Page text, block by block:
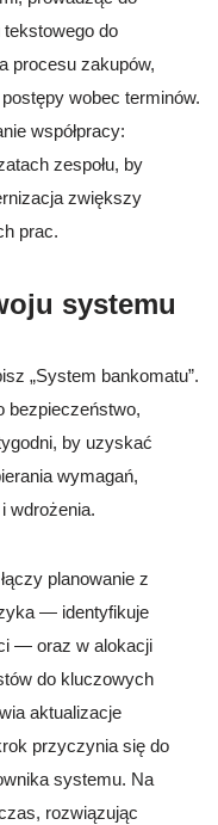
do
procesu zakupów,
wobec terminów.
współpracy:
zespołu, by
zwiększy
prac.
systemu
„System bankomatu”.
bezpieczeństwo,
by uzyskać
wymagań,
wdrożenia.
planowanie z
— identyfikuje
— oraz w alokacji
do kluczowych
aktualizacje
przyczynia się do
systemu. Na
rozwiązując